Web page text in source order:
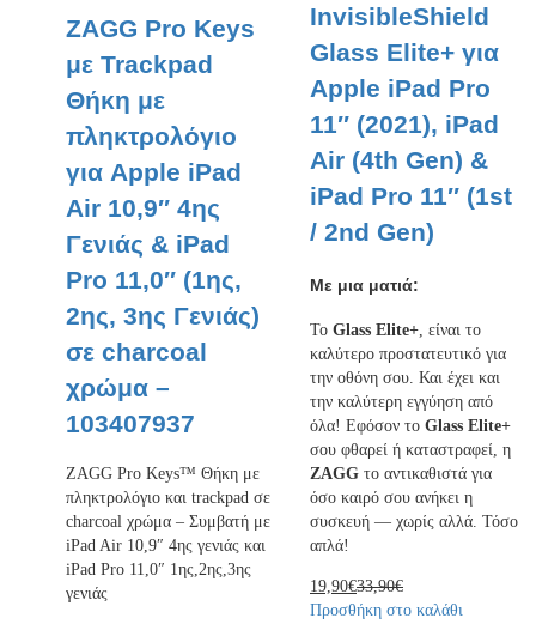
ZAGG Pro Keys
με Trackpad
Θήκη με
πληκτρολόγιο
για Apple iPad
Air 10,9″ 4ης
Γενιάς & iPad
Pro 11,0″ (1ης,
2ης, 3ης Γενιάς)
σε charcoal
χρώμα –
103407937
ZAGG Pro Keys™ Θήκη με
πληκτρολόγιο και trackpad σε
charcoal χρώμα – Συμβατή με
iPad Air 10,9″ 4ης γενιάς και
iPad Pro 11,0″ 1ης,2ης,3ης
γενιάς
InvisibleShield
Glass Elite+ για
Apple iPad Pro
11″ (2021), iPad
Air (4th Gen) &
iPad Pro 11″ (1st
/ 2nd Gen)
Με μια ματιά:
Το Glass Elite+, είναι το
καλύτερο προστατευτικό για
την οθόνη σου. Και έχει και
την καλύτερη εγγύηση από
όλα! Εφόσον το Glass Elite+
σου φθαρεί ή καταστραφεί, η
ZAGG το αντικαθιστά για
όσο καιρό σου ανήκει η
συσκευή — χωρίς αλλά. Τόσο
απλά!
19,90€33,90€
Προσθήκη στο καλάθι